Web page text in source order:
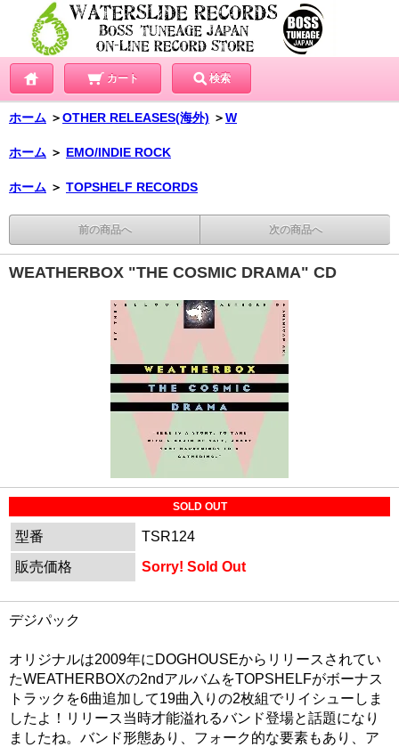
カート 検索
ホーム ＞OTHER RELEASES(海外) ＞W
ホーム ＞ EMO/INDIE ROCK
ホーム ＞ TOPSHELF RECORDS
前の商品へ 次の商品へ
WEATHERBOX "THE COSMIC DRAMA" CD
SOLD OUT
型番
TSR124
販売価格
Sorry! Sold Out
デジパック
オリジナルは2009年にDOGHOUSEからリリースされてい
たWEATHERBOXの2ndアルバムをTOPSHELFがボーナス
トラックを6曲追加して19曲入りの2枚組でリイシューしま
したよ！リリース当時才能溢れるバンド登場と話題になり
ましたね。バンド形態あり、フォーク的な要素もあり、ア